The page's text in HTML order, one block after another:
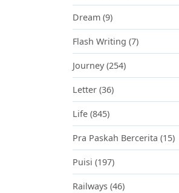
Dream (9)
Flash Writing (7)
Journey(254)
Letter (36)
Life (845)
Pra Paskah Bercerita (15)
Puisi (197)
Railways (46)